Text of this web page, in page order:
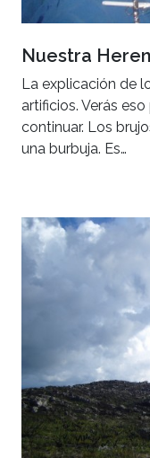
Nuestra
La explicación de
artificios. Verás
continuar. Los
una burbuja. Es…